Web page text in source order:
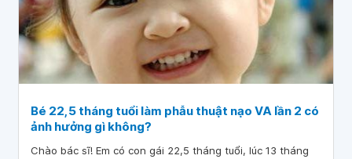
Bé 22,5 tháng tuổi làm phẫu thuật nạo VA lần 2 có
ảnh hưởng gì không?
Chào bác sĩ! Em có con gái 22,5 tháng tuổi, lúc 13 tháng